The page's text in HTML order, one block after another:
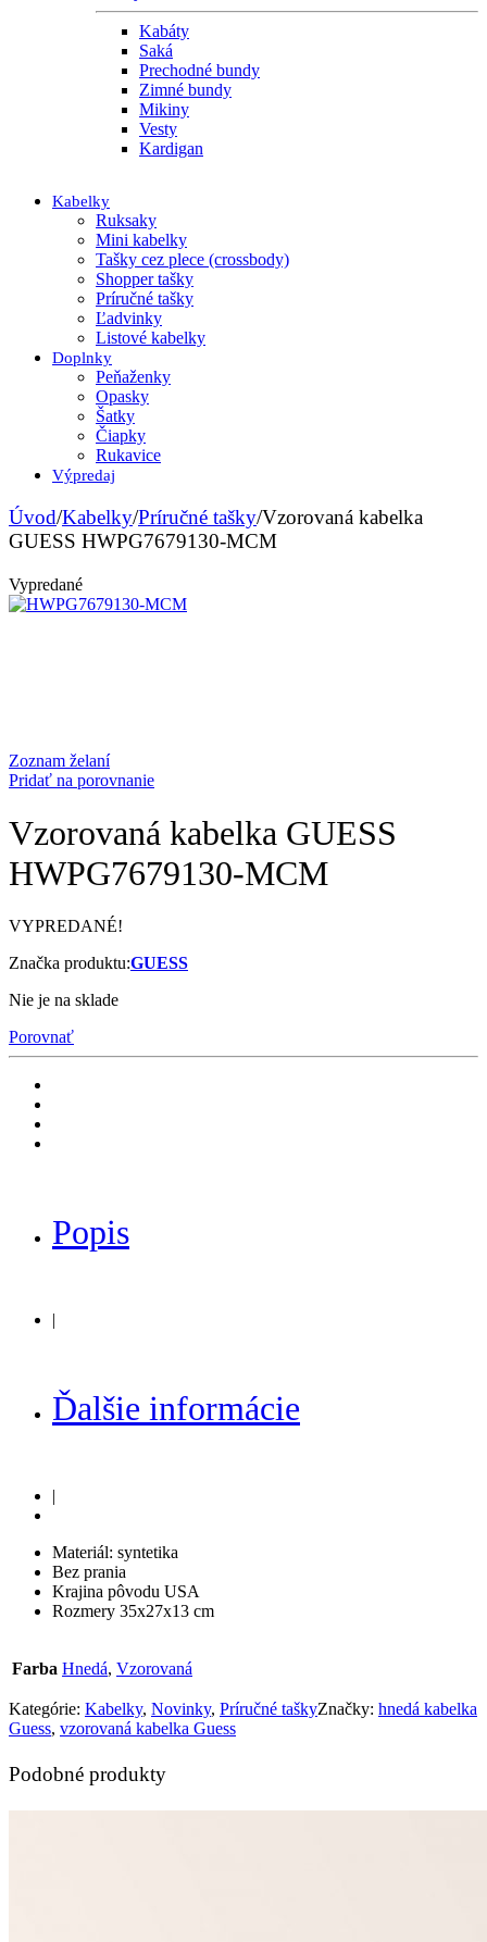
Kabáty
Saká
Prechodné bundy
Zimné bundy
Mikiny
Vesty
Kardigan
Kabelky
Ruksaky
Mini kabelky
Tašky cez plece (crossbody)
Shopper tašky
Príručné tašky
Ľadvinky
Listové kabelky
Doplnky
Peňaženky
Opasky
Šatky
Čiapky
Rukavice
Výpredaj
Úvod/Kabelky/Príručné tašky/Vzorovaná kabelka
GUESS HWPG7679130-MCM
Vypredané
Zoznam želaní
Pridať na porovnanie
Vzorovaná kabelka GUESS
HWPG7679130-MCM
VYPREDANÉ!
Značka produktu:GUESS
Nie je na sklade
Porovnať
Popis
|
Ďalšie informácie
|
Materiál: syntetika
Bez prania
Krajina pôvodu USA
Rozmery 35x27x13 cm
Farba Hnedá, Vzorovaná
Kategórie: Kabelky, Novinky, Príručné taškyZnačky: hnedá kabelka
Guess, vzorovaná kabelka Guess
Podobné produkty